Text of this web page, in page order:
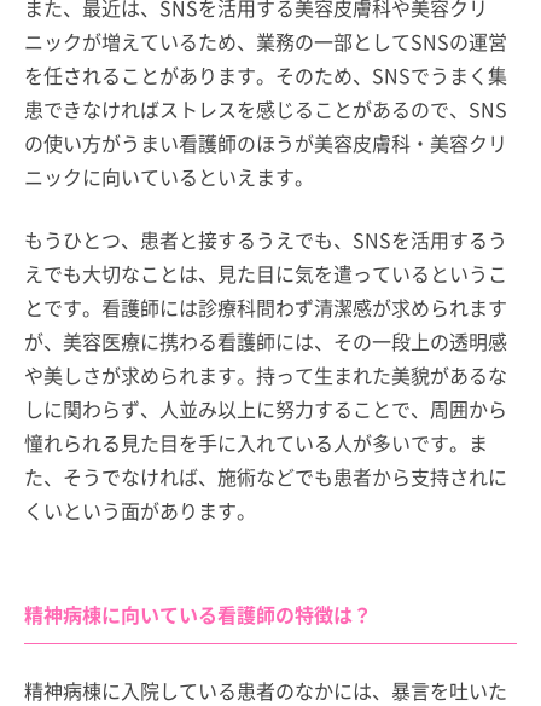
また、最近は、SNSを活用する美容皮膚科や美容クリ
ニックが増えているため、業務の一部としてSNSの運営
を任されることがあります。そのため、SNSでうまく集
患できなければストレスを感じることがあるので、SNS
の使い方がうまい看護師のほうが美容皮膚科・美容クリ
ニックに向いているといえます。
もうひとつ、患者と接するうえでも、SNSを活用するう
えでも大切なことは、見た目に気を遣っているというこ
とです。看護師には診療科問わず清潔感が求められます
が、美容医療に携わる看護師には、その一段上の透明感
や美しさが求められます。持って生まれた美貌があるな
しに関わらず、人並み以上に努力することで、周囲から
憧れられる見た目を手に入れている人が多いです。ま
た、そうでなければ、施術などでも患者から支持されに
くいという面があります。
精神病棟に向いている看護師の特徴は？
精神病棟に入院している患者のなかには、暴言を吐いた